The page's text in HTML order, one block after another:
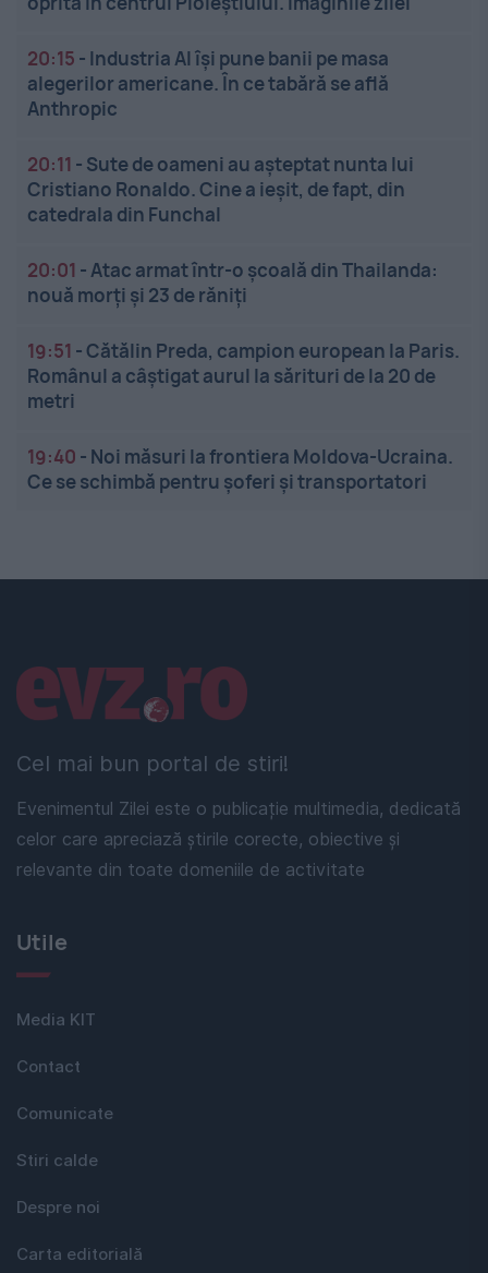
20:15 - Industria AI își pune banii pe masa
alegerilor americane. În ce tabără se află
Anthropic
20:11 - Sute de oameni au așteptat nunta lui
Cristiano Ronaldo. Cine a ieșit, de fapt, din
catedrala din Funchal
20:01 -Atac armat într-o școală din Thailanda:
nouă morți și 23 de răniți
19:51 -Cătălin Preda, campion european la Paris.
Românul a câștigat aurul la sărituri de la 20 de
metri
19:40 - Noi măsuri la frontiera Moldova-Ucraina.
Ce se schimbă pentru șoferi și transportatori
Cel mai bun portal de stiri!
Evenimentul Zilei este o publicație multimedia, dedicată
celor care apreciază știrile corecte, obiective și
relevante din toate domeniile de activitate
Linkuri utile
Utile
Media KIT
Contact
Comunicate
Stiri calde
Despre noi
Carta editorială